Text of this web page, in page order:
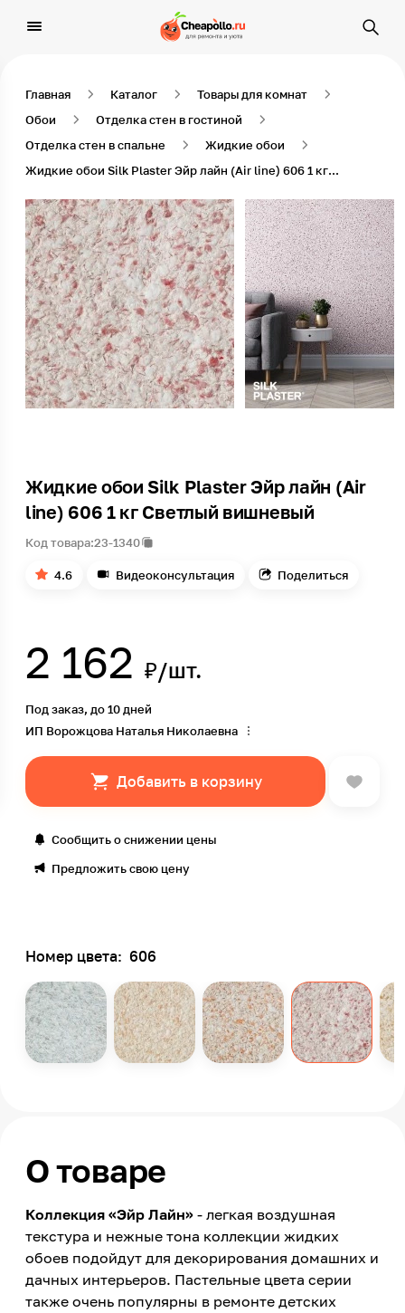
Главная Каталог
Товары для комнат
Обои
Отделка стен в гостиной
Отделка стен в спальне
Жидкие обои
Жидкие обои Silk Plaster Эйр лайн (Air line) 606 1 кг Светлый вишневый
Жидкие обои Silk Plaster Эйр лайн (Air
line) 606 1 кг Светлый вишневый
Код товара:23-1340
4.6 Видеоконсультация Поделиться
2 162 ₽/шт.
Под заказ, до 10 дней
ИП Ворожцова Наталья Николаевна
Добавить в корзину
Сообщить о снижении цены
Предложить свою цену
Номер цвета: 606
О товаре
Коллекция «Эйр Лайн» - легкая воздушная
текстура и нежные тона коллекции жидких
обоев подойдут для декорирования домашних и
дачных интерьеров. Пастельные цвета серии
также очень популярны в ремонте детских